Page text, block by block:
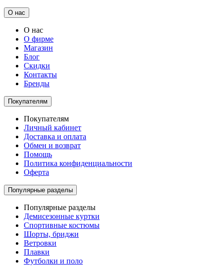
О нас
О нас
О фирме
Магазин
Блог
Скидки
Контакты
Бренды
Покупателям
Покупателям
Личный кабинет
Доставка и оплата
Обмен и возврат
Помощь
Политика конфиденциальности
Оферта
Популярные разделы
Популярные разделы
Демисезонные куртки
Спортивные костюмы
Шорты, бриджи
Ветровки
Плавки
Футболки и поло